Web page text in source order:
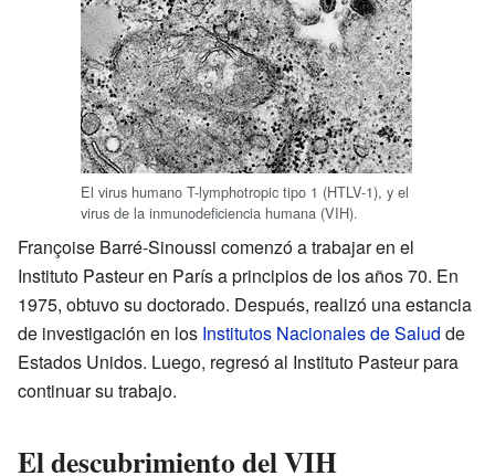
El virus humano T-lymphotropic tipo 1 (HTLV-1), y el
virus de la inmunodeficiencia humana (VIH).
Françoise Barré-Sinoussi comenzó a trabajar en el
Instituto Pasteur en París a principios de los años 70. En
1975, obtuvo su doctorado. Después, realizó una estancia
de investigación en los Institutos Nacionales de Salud de
Estados Unidos. Luego, regresó al Instituto Pasteur para
continuar su trabajo.
El descubrimiento del VIH